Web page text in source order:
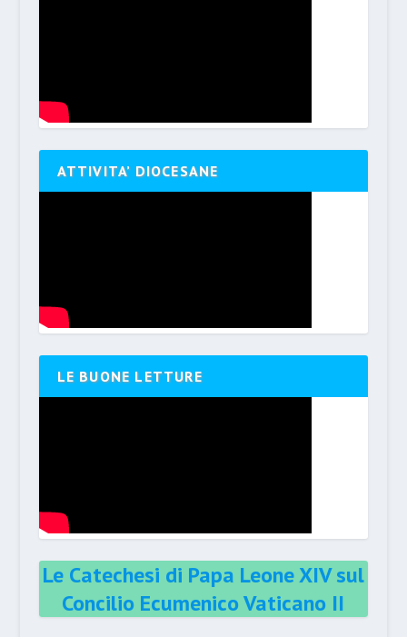
ATTIVITA’ DIOCESANE
LE BUONE LETTURE
Le Catechesi di Papa Leone XIV sul
Concilio Ecumenico Vaticano II